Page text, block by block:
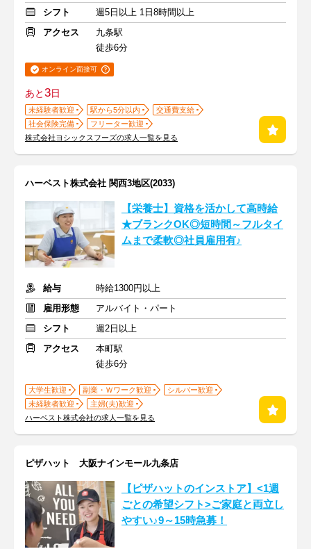
シフト
週5日以上 1日8時間以上
アクセス
九条駅
徒歩6分
オンライン面接可
あと3日
未経験者歓迎 駅から5分以内
交通費支給
社会保険完備
フリーター歓迎
株式会社ヨシックスフーズの求人一覧を見る
ハーベスト株式会社 関西3地区(2033)
【栄養士】資格を活かして高時給
★ブランクOK◎短時間～フルタイ
ムまで柔軟◎社員雇用有♪
給与
時給1300円以上
雇用形態
アルバイト・パート
シフト
週2日以上
アクセス
本町駅
徒歩6分
大学生歓迎 副業・Ｗワーク歓迎
シルバー歓迎
未経験者歓迎
主婦(夫)歓迎
ハーベスト株式会社の求人一覧を見る
ピザハット 大阪ナインモール九条店
【ピザハットのインストア】<1週
ごとの希望シフト>ご家庭と両立し
やすい♪9～15時急募！